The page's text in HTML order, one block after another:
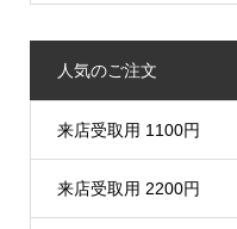
人気のご注文
来店受取用 1100円
来店受取用 2200円